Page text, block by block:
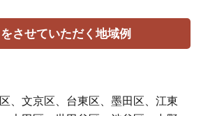
させていただく地域例
、文京区、台東区、墨田区、江東